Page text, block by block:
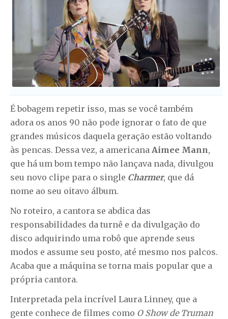
É bobagem repetir isso, mas se você também
adora os anos 90 não pode ignorar o fato de que
grandes músicos daquela geração estão voltando
às pencas. Dessa vez, a americana Aimee Mann,
que há um bom tempo não lançava nada, divulgou
seu novo clipe para o single Charmer, que dá
nome ao seu oitavo álbum.
No roteiro, a cantora se abdica das
responsabilidades da turnê e da divulgação do
disco adquirindo uma robô que aprende seus
modos e assume seu posto, até mesmo nos palcos.
Acaba que a máquina se torna mais popular que a
própria cantora.
Interpretada pela incrível Laura Linney, que a
gente conhece de filmes como O Show de Truman